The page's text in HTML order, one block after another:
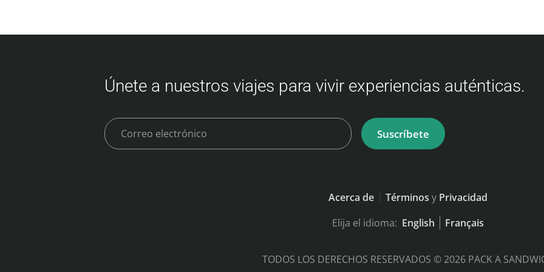
Únete a nuestros viajes para vivir experiencias auténticas.
Suscríbete
Acerca de Términos y Privacidad
Elija el idioma: English Français
TODOS LOS DERECHOS RESERVADOS © 2026 PACK A